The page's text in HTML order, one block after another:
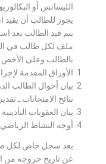
الليسانس أو
يجوز للطالب أن
يتم قيد الطالب بعد
ملف لكل طالب في
بالطالب وعلى الأخص
الأوراق المقدمة
بيان أحوال الطالب
نتائح الامتحانات ـ
بيان العقوبات
أوجه النشاط
يعد سجل خاص لكل
عن تاريخ خروجه من